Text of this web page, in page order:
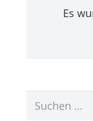
Es
Suchen